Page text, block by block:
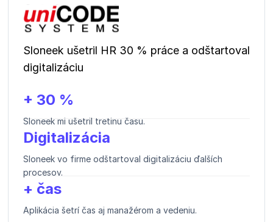
Sloneek ušetril HR 30 % práce a odštartoval
digitalizáciu
+ 30 %
Sloneek mi ušetril tretinu času.
Digitalizácia
Sloneek vo firme odštartoval digitalizáciu ďalších
procesov.
+ čas
Aplikácia šetrí čas aj manažérom a vedeniu.